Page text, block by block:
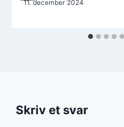
11. december 2024
Skriv et svar